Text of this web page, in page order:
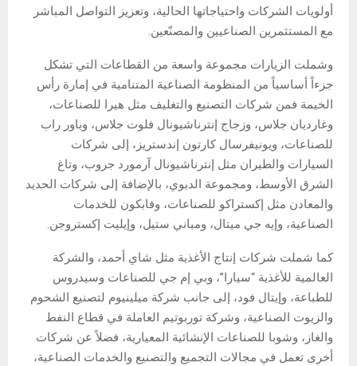
أولويات الشركات واحتياجاتها الحالية، وتعزيز التواصل المباشر
مع المستثمرين الصناعيين والمصنّعين.
وشملت الزيارات مجموعة واسعة من القطاعات التي تشكل
جزءاً أساسياً من المنظومة الصناعية المتنامية في إمارة رأس
الخيمة فمن شركات التصنيع والتغليف مثل هيرا للصناعات،
وغارديان جلاس، وزجاج إنترناشيونال فلوت جلاس، وباور راب
للصناعات، ويونيفرسال كارتون إندستريز، إلى شركات
السيارات والطيران مثل إنترناشيونال آرمورد جروب، وتاغ
الشرق الأوسط، ومجموعة الدبوي، بالإضافة إلى شركات الحديد
والمعادن مثل إكستراكو للصناعات، وفابكون للخدمات
الصناعية، وإيه جي ميتال، ومباني ستيل، وإيليت إكستروجن.
كما شملت شركات إنتاج الأغذية مثل شاي أحمد، والشركة
العالمية للأغذية “سيارا”، وبي إم جي للصناعات وسيدروس
للطباعة، وإيتال فود، إلى جانب شركة ميلينيوم لتصنيع الشحوم
والزيوت الصناعية، وشركة توربوتيم العاملة في قطاع النفط
والغاز، وشوبا للصناعات الإنشائية المعيارية، فضلاً عن شركات
أخرى تعمل في مجالات التجميع والتصنيع والخدمات الصناعية،